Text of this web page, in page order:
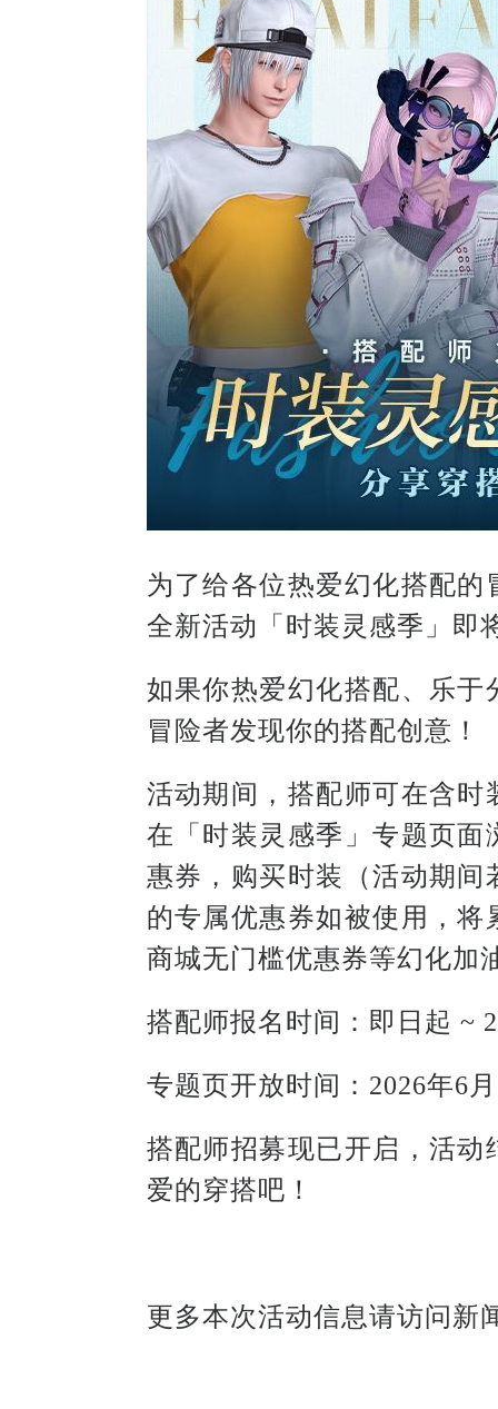
为了给各位热爱幻化搭配
全新活动「时装灵感季」即
如果你热爱幻化搭配、乐
冒险者发现你的搭配创意！
活动期间，搭配师可在含
在「时装灵感季」专题页
惠券，购买时装（活动期
的专属优惠券如被使用，
商城无门槛优惠券等幻化加
搭配师报名时间：即日起 ~
专题页开放时间：2026年6
搭配师招募现已开启，活动
爱的穿搭吧！
更多本次活动信息请访问新